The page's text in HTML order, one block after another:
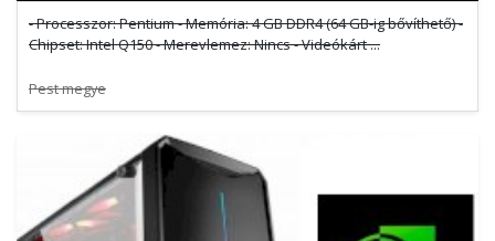
- Processzor: Pentium - Memória: 4 GB DDR4 (64 GB-ig bővíthető) -
Chipset: Intel Q150 - Merevlemez: Nincs - Videókárt ...
Pest megye